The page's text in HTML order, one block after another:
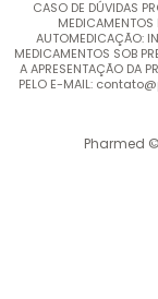
CASO DE DÚVIDAS
MEDICAMENTOS
AUTOMEDICAÇÃO:
MEDICAMENTOS SOB
A APRESENTAÇÃO DA
PELO E-MAIL:
Pharmed